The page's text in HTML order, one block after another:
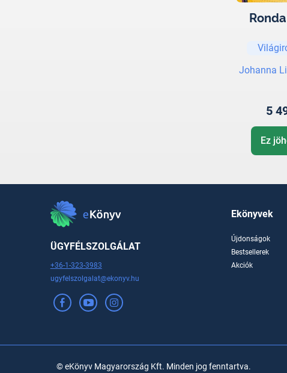
Johanna
5
Ez
ÜGYFÉLSZOLGÁLAT
+36-1-323-3983
ugyfelszolgalat@ekonyv.hu
Ekönyvek
Újdonságok
Bestsellerek
Akciók
© eKönyv Magyarország Kft. Minden jog fenntartva.